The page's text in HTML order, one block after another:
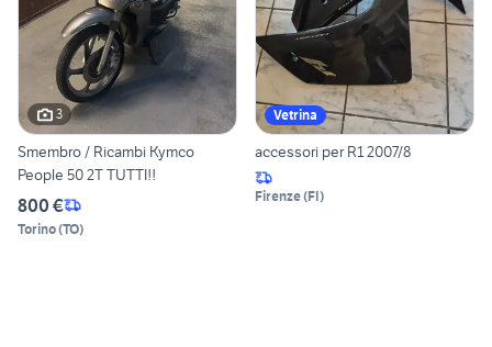
3
Smembro / Ricambi Kymco
People 50 2T TUTTI!!
800 €
Torino(TO)
Vetrina
accessori per R1 2007/8
Firenze(FI)